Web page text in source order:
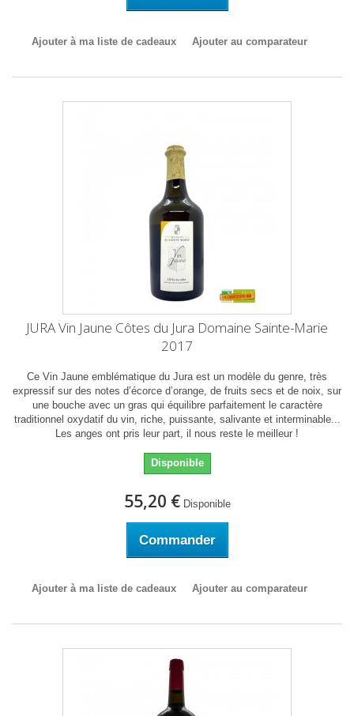
Ajouter à ma liste de cadeaux Ajouter au comparateur
JURA Vin Jaune Côtes du Jura Domaine Sainte-Marie
2017
Ce Vin Jaune emblématique du Jura est un modèle du genre, très
expressif sur des notes d’écorce d’orange, de fruits secs et de noix, sur
une bouche avec un gras qui équilibre parfaitement le caractère
traditionnel oxydatif du vin, riche, puissante, salivante et interminable...
Les anges ont pris leur part, il nous reste le meilleur !
Disponible
55,20 € Disponible
Commander
Ajouter à ma liste de cadeaux Ajouter au comparateur